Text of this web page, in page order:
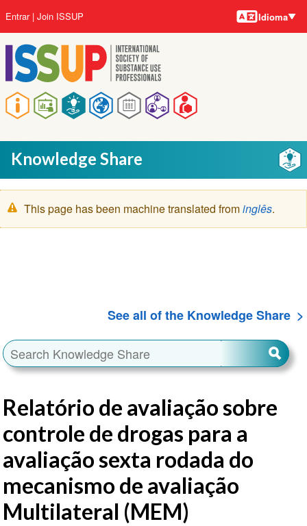
para
o
conteúdo
principal
Navegação
principal
Menu
da
conta
do
usuário
Entrar Join ISSUP Idiomas
Idioma
Knowledge Share
Mensagem
de
This page has been machine translated frominglês.
See all of the Knowledge Share
Relatório de avaliação sobre
controle de drogas para a
avaliação sexta rodada do
mecanismo de avaliação
Multilateral (MEM)